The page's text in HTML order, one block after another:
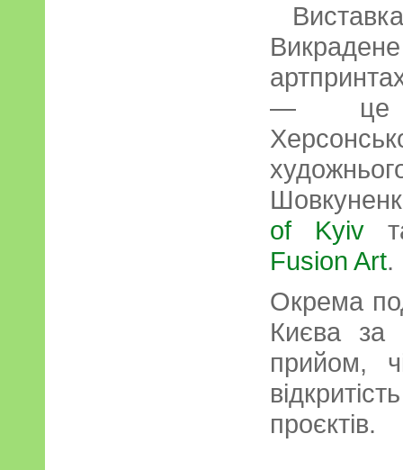
— це
of Kyiv
Fusion Art.
Окрема
Києва за
прийом,
проєктів.